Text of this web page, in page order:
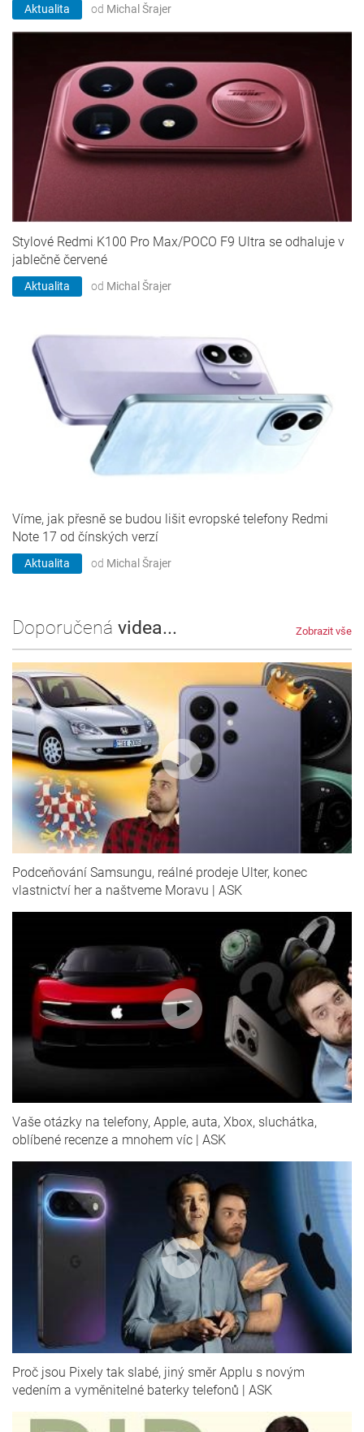
Aktualita od Michal Šrajer
Stylové Redmi K100 Pro Max/POCO F9 Ultra se odhaluje v
jablečně červené
Aktualita od Michal Šrajer
Víme, jak přesně se budou lišit evropské telefony Redmi
Note 17 od čínských verzí
Aktualita od Michal Šrajer
Doporučená videa... Zobrazit vše
Podceňování Samsungu, reálné prodeje Ulter, konec
vlastnictví her a naštveme Moravu | ASK
Vaše otázky na telefony, Apple, auta, Xbox, sluchátka,
oblíbené recenze a mnohem víc | ASK
Proč jsou Pixely tak slabé, jiný směr Applu s novým
vedením a vyměnitelné baterky telefonů | ASK